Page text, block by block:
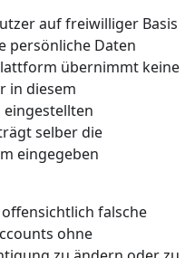
auf freiwilliger Basis
persönliche Daten
übernimmt keine
in diesem
selber die
eingegeben
falsche
ohne